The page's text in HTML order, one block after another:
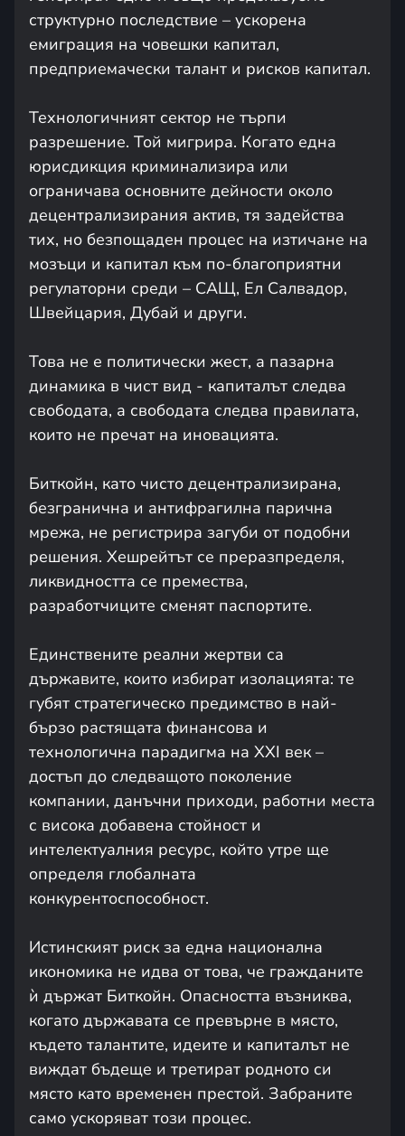
структурно последствие – ускорена
емиграция на човешки капитал,
предприемачески талант и рисков капитал.
Технологичният сектор не търпи
разрешение. Той мигрира. Когато една
юрисдикция криминализира или
ограничава основните дейности около
децентрализирания актив, тя задейства
тих, но безпощаден процес на изтичане на
мозъци и капитал към по-благоприятни
регулаторни среди – САЩ, Ел Салвадор,
Швейцария, Дубай и други.
Това не е политически жест, а пазарна
динамика в чист вид - капиталът следва
свободата, а свободата следва правилата,
които не пречат на иновацията.
Биткойн, като чисто децентрализирана,
безгранична и антифрагилна парична
мрежа, не регистрира загуби от подобни
решения. Хешрейтът се преразпределя,
ликвидността се премества,
разработчиците сменят паспортите.
Единствените реални жертви са
държавите, които избират изолацията: те
губят стратегическо предимство в най-
бързо растящата финансова и
технологична парадигма на XXI век –
достъп до следващото поколение
компании, данъчни приходи, работни места
с висока добавена стойност и
интелектуалния ресурс, който утре ще
определя глобалната
конкурентоспособност.
Истинският риск за една национална
икономика не идва от това, че гражданите
ѝ държат Биткойн. Опасността възниква,
когато държавата се превърне в място,
където талантите, идеите и капиталът не
виждат бъдеще и третират родното си
място като временен престой. Забраните
само ускоряват този процес.